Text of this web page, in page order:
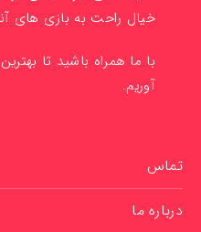
خیال راحت به بازی های
با ما همراه باشید تا
آوریم.
تماس
درباره ما